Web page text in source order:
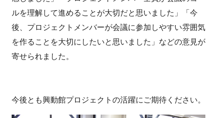
ルを理解して進めることが大切だと思いました」「今
後、プロジェクトメンバーが会議に参加しやすい雰囲気
を作ることを大切にしたいと思いました」などの意見が
寄せられました。
今後とも興動館プロジェクトの活躍にご期待ください。